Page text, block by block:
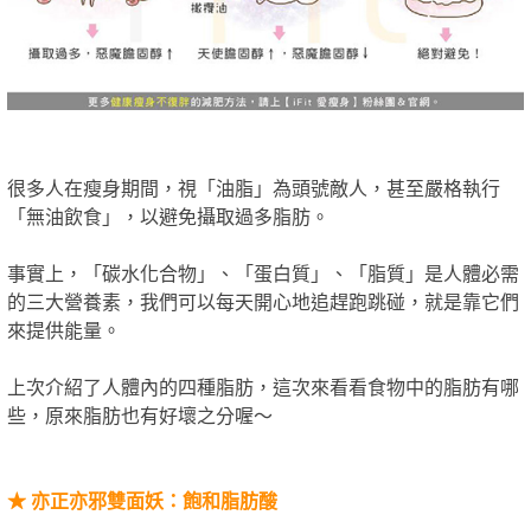
很多人在瘦身期間，視「油脂」為頭號敵人，甚至嚴格執行
「無油飲食」，以避免攝取過多脂肪。
事實上，「碳水化合物」、「蛋白質」、「脂質」是人體必需
的三大營養素，我們可以每天開心地追趕跑跳碰，就是靠它們
來提供能量。
上次介紹了人體內的四種脂肪，這次來看看食物中的脂肪有哪
些，原來脂肪也有好壞之分喔～
★ 亦正亦邪雙面妖：飽和脂肪酸